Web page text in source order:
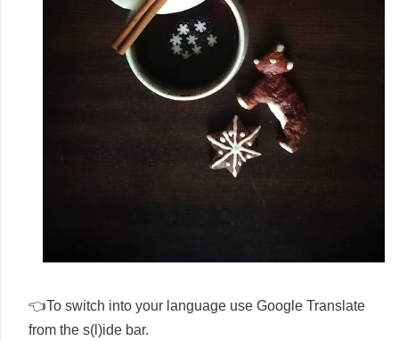
👈To switch into your language use Google Translate
from the s(l)ide bar.